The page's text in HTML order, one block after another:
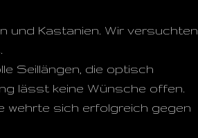
und Kastanien. Wir versuchten
Seillängen, die optisch
lässt keine Wünsche offen.
wehrte sich erfolgreich gegen